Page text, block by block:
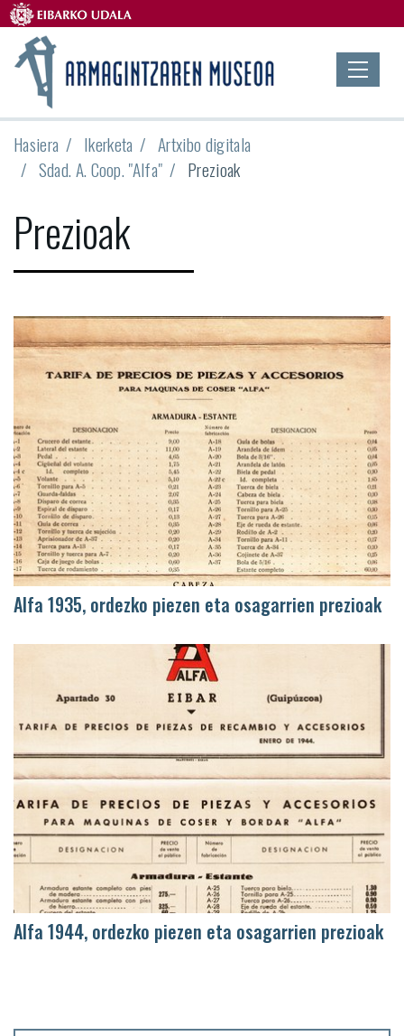
Hasiera Ikerketa
Artxibo digitala
Sdad. A. Coop. "Alfa"
Prezioak
Prezioak
Alfa 1935, ordezko piezen eta osagarrien prezioak
Alfa 1944, ordezko piezen eta osagarrien prezioak